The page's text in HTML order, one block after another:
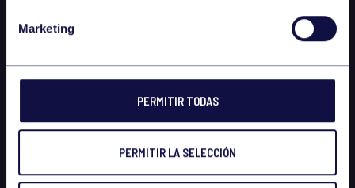
Marketing
PERMITIR TODAS
PERMITIR LA SELECCIÓN